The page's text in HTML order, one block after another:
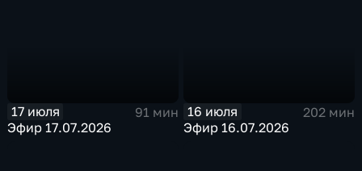
17 июля
91 мин
Эфир 17.07.2026
16 июля
202 мин
Эфир 16.07.2026